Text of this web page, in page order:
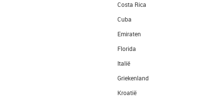
Costa Rica
Cuba
Emiraten
Florida
Italië
Griekenland
Kroatië